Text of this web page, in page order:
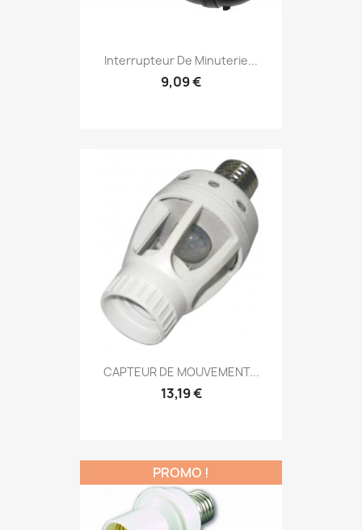
Interrupteur De Minuterie...
9,09 €
CAPTEUR DE MOUVEMENT...
13,19 €
PROMO !